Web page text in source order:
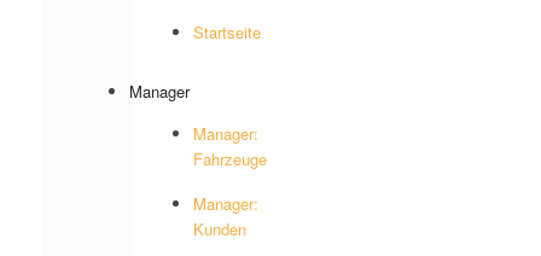
Startseite
Manager
Manager:
Fahrzeuge
Manager:
Kunden